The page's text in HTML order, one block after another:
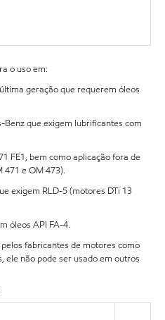
o uso em:
geração que requerem óleos
que exigem lubrificantes com
bem como aplicação fora de
471 e OM 473).
exigem RLD-5 (motores DTi 13
óleos API FA-4.
fabricantes de motores como
ele não pode ser usado em outros